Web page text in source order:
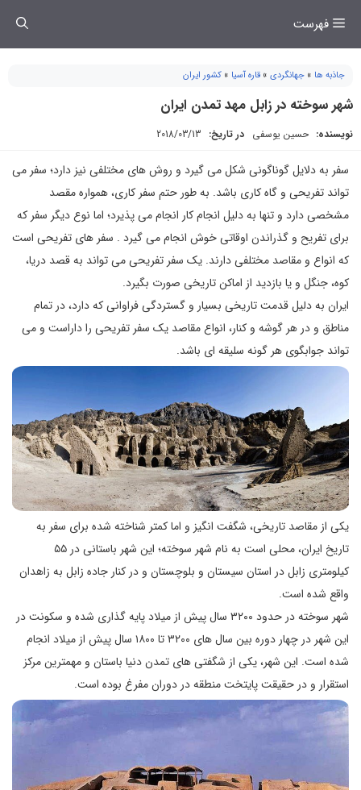
فهرست
جاذبه ها » جهانگردی » قاره آسیا » کشور ایران
شهر سوخته در زابل مهد تمدن ایران
نویسنده: حسین یوسفی در تاریخ: 2018/03/13
سفر به دلایل گوناگونی شکل می گیرد و روش های مختلفی نیز دارد؛ سفر می
تواند تفریحی و گاه کاری باشد. به طور حتم سفر کاری، همواره مقصد
مشخصی دارد و تنها به دلیل انجام کار انجام می پذیرد؛ اما نوع دیگر سفر که
برای تفریح و گذراندن اوقاتی خوش انجام می گیرد . سفر های تفریحی است
که انواع و مقاصد مختلفی دارند. یک سفر تفریحی می تواند به قصد دریا،
کوه، جنگل و یا بازدید از اماکن تاریخی صورت بگیرد.
ایران به دلیل قدمت تاریخی بسیار و گستردگی فراوانی که دارد، در تمام
مناطق و در هر گوشه و کنار، انواع مقاصد یک سفر تفریحی را داراست و می
تواند جوابگوی هر گونه سلیقه ای باشد.
یکی از مقاصد تاریخی، شگفت انگیز و اما کمتر شناخته شده برای سفر به
تاریخ ایران، محلی است به نام شهر سوخته؛ این شهر باستانی در ۵۵
کیلومتری زابل در استان سیستان و بلوچستان و در کنار جاده زابل به زاهدان
واقع شده است.
شهر سوخته در حدود ۳۲۰۰ سال پیش از میلاد پایه گذاری شده و سکونت در
این شهر در چهار دوره بین سال های ۳۲۰۰ تا ۱۸۰۰ سال پیش از میلاد انجام
شده است. این شهر، یکی از شگفتی های تمدن دنیا باستان و مهمترین مرکز
استقرار و در حقیقت پایتخت منطقه در دوران مفرغ بوده است.